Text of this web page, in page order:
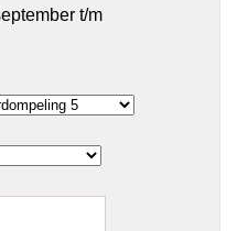
t/m